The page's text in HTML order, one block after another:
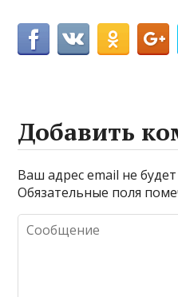
Добавить
Ваш адрес email не
Обязательные поля